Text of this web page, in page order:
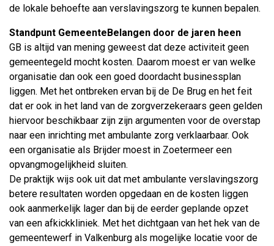
de lokale behoefte aan verslavingszorg te kunnen bepalen.
Standpunt GemeenteBelangen door de jaren heen
GB is altijd van mening geweest dat deze activiteit geen
gemeentegeld mocht kosten. Daarom moest er van welke
organisatie dan ook een goed doordacht businessplan
liggen. Met het ontbreken ervan bij de De Brug en het feit
dat er ook in het land van de zorgverzekeraars geen gelden
hiervoor beschikbaar zijn zijn argumenten voor de overstap
naar een inrichting met ambulante zorg verklaarbaar. Ook
een organisatie als Brijder moest in Zoetermeer een
opvangmogelijkheid sluiten.
De praktijk wijs ook uit dat met ambulante verslavingszorg
betere resultaten worden opgedaan en de kosten liggen
ook aanmerkelijk lager dan bij de eerder geplande opzet
van een afkickkliniek. Met het dichtgaan van het hek van de
gemeentewerf in Valkenburg als mogelijke locatie voor de